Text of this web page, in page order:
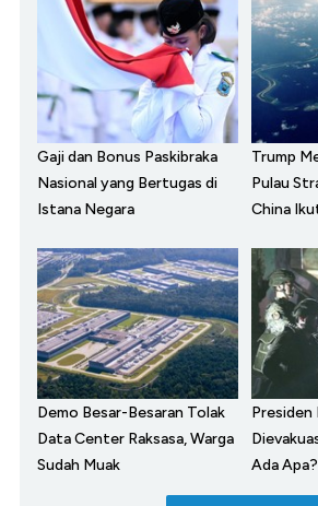
Gaji dan Bonus Paskibraka
Nasional yang Bertugas di
Istana Negara
Trump
Pulau
China
Demo Besar-Besaran Tolak
Data Center Raksasa, Warga
Sudah Muak
Presiden
Ada Apa?